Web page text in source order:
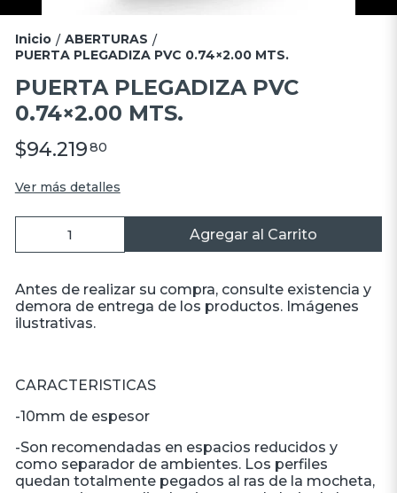
Inicio / ABERTURAS /
PUERTA PLEGADIZA PVC 0.74×2.00 MTS.
PUERTA PLEGADIZA PVC
0.74×2.00 MTS.
$94.21980
Ver más detalles
Agregar al Carrito
Antes de realizar su compra, consulte existencia y
demora de entrega de los productos. Imágenes
ilustrativas.
CARACTERISTICAS
-10mm de espesor
-Son recomendadas en espacios reducidos y
como separador de ambientes. Los perfiles
quedan totalmente pegados al ras de la mocheta,